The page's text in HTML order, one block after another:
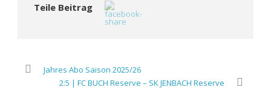
Teile Beitrag
Jahres Abo Saison 2025/26
2:5 | FC BUCH Reserve – SK JENBACH Reserve